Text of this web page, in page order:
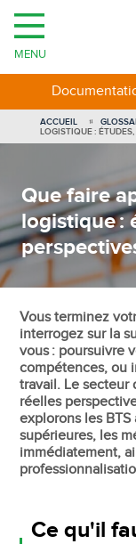
Que faire
logistique :
ACCUEIL
LOGISTIQUE :
Vous terminez
interrogez sur la
vous : poursuivre
compétences, ou
travail. Le
réelles
explorons les
supérieures, les
immédiatement,
Ce qu'il
MENU